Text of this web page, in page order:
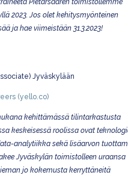
Pietarsaaren toimistollemme
2023. Jos olet kehitysmyönteinen
ja hae viimeistään 31.3.2023!
Jyväskylään
(yello.co)
kehittämässä tilintarkastusta
keskeisessä roolissa ovat
analytiikka sekä lisäarvon
Jyväskylän toimistolleen uraansa
jo kokemusta kerryttäneitä